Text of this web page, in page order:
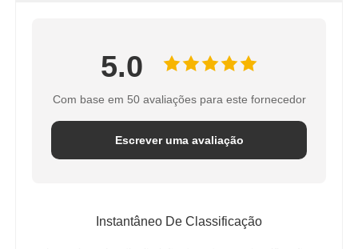
5.0
Com base em 50 avaliações para este fornecedor
Escrever uma avaliação
Instantâneo De Classificação